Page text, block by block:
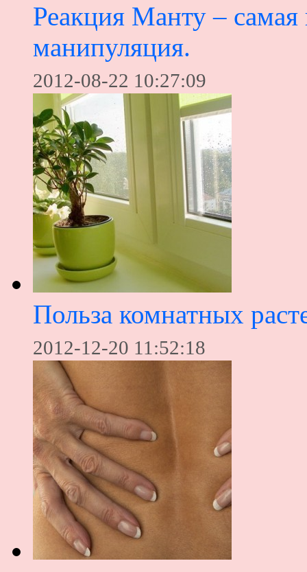
Реакция Манту – самая
манипуляция.
2012-08-22 10:27:09
Польза комнатных
2012-12-20 11:52:18